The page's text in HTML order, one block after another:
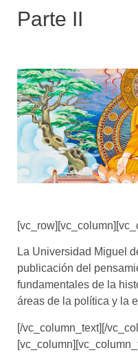
Parte II
La Universidad Miguel
publicación del
fundamentales de la
áreas de la política y la
[/vc_column_text][/